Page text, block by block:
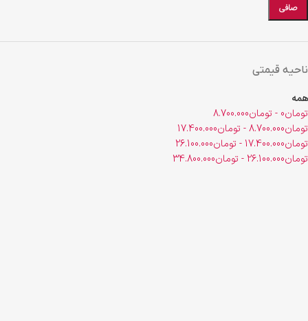
صافی
ناحیه قیمتی
همه
تومان0
- تومان8.700.000
تومان8.700.000
- تومان17.400.000
تومان17.400.000
- تومان26.100.000
تومان26.100.000
- تومان34.800.000